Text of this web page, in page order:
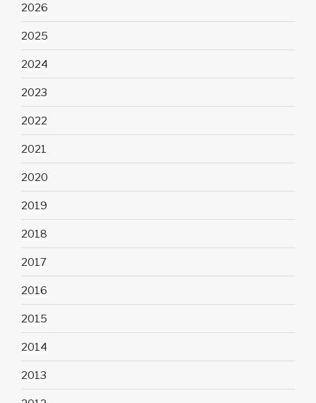
2026
2025
2024
2023
2022
2021
2020
2019
2018
2017
2016
2015
2014
2013